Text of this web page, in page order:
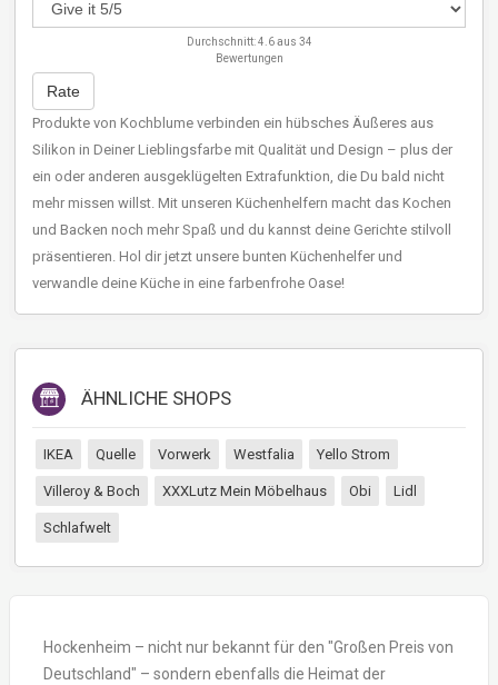
Durchschnitt:4.6 aus 34
Bewertungen
Rate
Produkte von Kochblume verbinden ein hübsches Äußeres aus
Silikon in Deiner Lieblingsfarbe mit Qualität und Design – plus der
ein oder anderen ausgeklügelten Extrafunktion, die Du bald nicht
mehr missen willst. Mit unseren Küchenhelfern macht das Kochen
und Backen noch mehr Spaß und du kannst deine Gerichte stilvoll
präsentieren. Hol dir jetzt unsere bunten Küchenhelfer und
verwandle deine Küche in eine farbenfrohe Oase!
ÄHNLICHE SHOPS
IKEA Quelle Vorwerk Westfalia Yello Strom
Villeroy & Boch XXXLutz Mein Möbelhaus Obi Lidl
Schlafwelt
Hockenheim – nicht nur bekannt für den "Großen Preis von
Deutschland" – sondern ebenfalls die Heimat der